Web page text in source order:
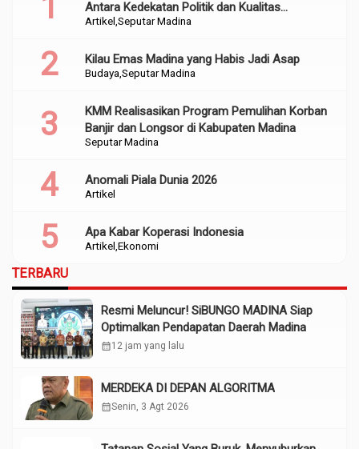
Artikel Seputar Madina
Antara Kedekatan Politik dan Kualitas
Perencanaan
Budaya Seputar Madina
Kilau Emas Madina yang Habis Jadi Asap
Seputar Madina
KMM Realisasikan Program Pemulihan Korban
Banjir dan Longsor di Kabupaten Madina
Artikel
Anomali Piala Dunia 2026
Artikel Ekonomi
Apa Kabar Koperasi Indonesia
TERBARU
Resmi Meluncur! SiBUNGO MADINA Siap
Optimalkan Pendapatan Daerah Madina
calendar_month12 jam yang lalu
MERDEKA DI DEPAN ALGORITMA
calendar_monthSenin, 3 Agt 2026